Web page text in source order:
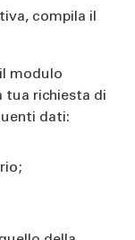
compila il
modulo
tua richiesta di
dati: